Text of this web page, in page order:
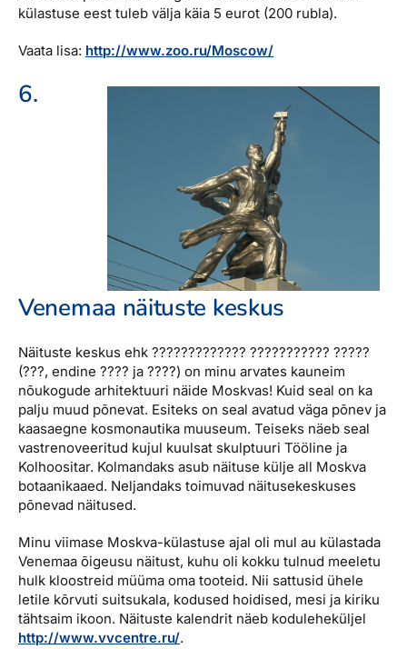
külastuse eest tuleb välja käia 5 eurot (200 rubla).
Vaata lisa: http://www.zoo.ru/Moscow/
6.
Venemaa näituste keskus
Näituste keskus ehk ????????????? ??????????? ?????
(???, endine ???? ja ????) on minu arvates kauneim
nõukogude arhitektuuri näide Moskvas! Kuid seal on ka
palju muud põnevat. Esiteks on seal avatud väga põnev ja
kaasaegne kosmonautika muuseum. Teiseks näeb seal
vastrenoveeritud kujul kuulsat skulptuuri Tööline ja
Kolhoositar. Kolmandaks asub näituse külje all Moskva
botaanikaaed. Neljandaks toimuvad näitusekeskuses
põnevad näitused.
Minu viimase Moskva-külastuse ajal oli mul au külastada
Venemaa õigeusu näitust, kuhu oli kokku tulnud meeletu
hulk kloostreid müüma oma tooteid. Nii sattusid ühele
letile kõrvuti suitsukala, kodused hoidised, mesi ja kiriku
tähtsaim ikoon. Näituste kalendrit näeb koduleheküljel
http://www.vvcentre.ru/.